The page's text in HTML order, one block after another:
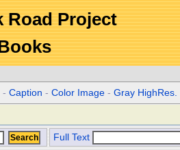
Road Project
-Caption -Color Image -Gray HighRes.
Full Text